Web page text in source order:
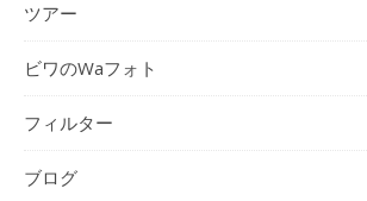
ツアー
ビワのWaフォト
フィルター
ブログ